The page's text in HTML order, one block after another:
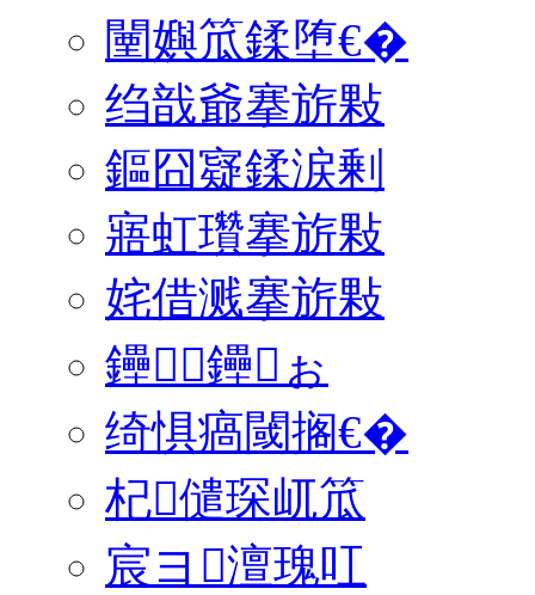
闉嬩笟鍒堕€�
绉戠爺搴旂敤
鏂囧寲鍒涙剰
寤虹瓚搴旂敤
姹借溅搴旂敤
鑸┖鑸ぉ
绮惧瘑閾搁€�
杞儙琛屼笟
宸ヨ澶瑰叿